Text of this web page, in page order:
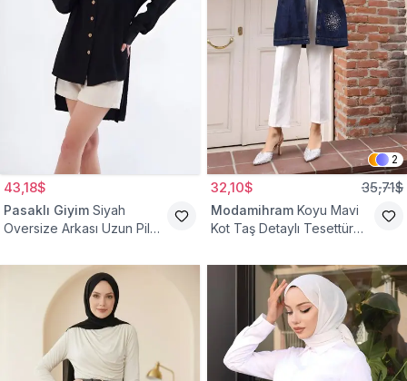
43,18$
Pasaklı Giyim Siyah
Oversize Arkası Uzun Pileli
2
32,10$ 35,71$
Modamihram Koyu Mavi
Kot Taş Detaylı Tesettür